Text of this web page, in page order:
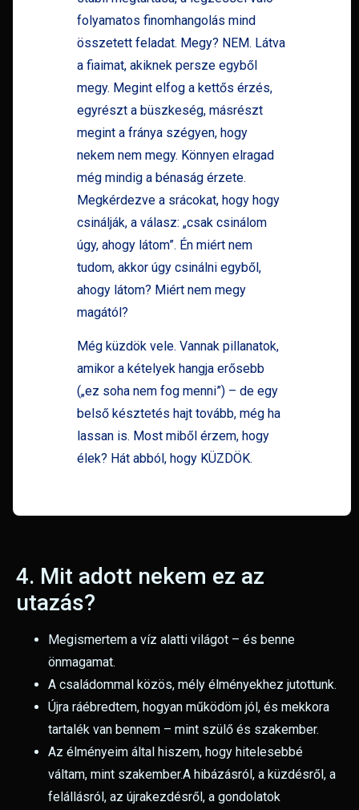
folyamatos finomhangolás mind
összetett feladat. Megy? NEM. Látva
a fiaimat, akiknek persze egyből
megy. Megint elfog a kettős érzés,
egyrészt a büszkeség, másrészt
megint a fránya szégyen, hogy
nekem nem megy. Könnyen elragad
még mindig a bénaság érzete.
Megkérdezve a srácokat, hogy hogy
csinálják, a válasz: „csak csinálom
úgy, ahogy látom”. Én miért nem
tudom, akkor úgy csinálni egyből,
ahogy látom? Miért nem megy
magától?
Még küzdök vele. Vannak pillanatok,
amikor a kételyek hangja erősebb
(„ez soha nem fog menni”) – de egy
belső késztetés hajt tovább, még ha
lassan is. Most miből érzem, hogy
élek? Hát abból, hogy KÜZDÖK.
4. Mit adott nekem ez az
utazás?
Megismertem a víz alatti világot – és benne
önmagamat.
A családommal közös, mély élményekhez jutottunk.
Újra ráébredtem, hogyan működöm jól, és mekkora
tartalék van bennem – mint szülő és szakember.
Az élményeim által hiszem, hogy hitelesebbé
váltam, mint szakember.A hibázásról, a küzdésről, a
felállásról, az újrakezdésről, a gondolatok